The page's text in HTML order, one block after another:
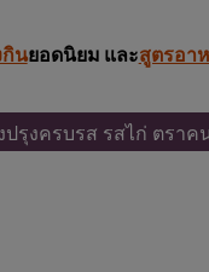
นยอดนิยม และสูตรอา
ปรุงครบรส รสไก่ ตราค